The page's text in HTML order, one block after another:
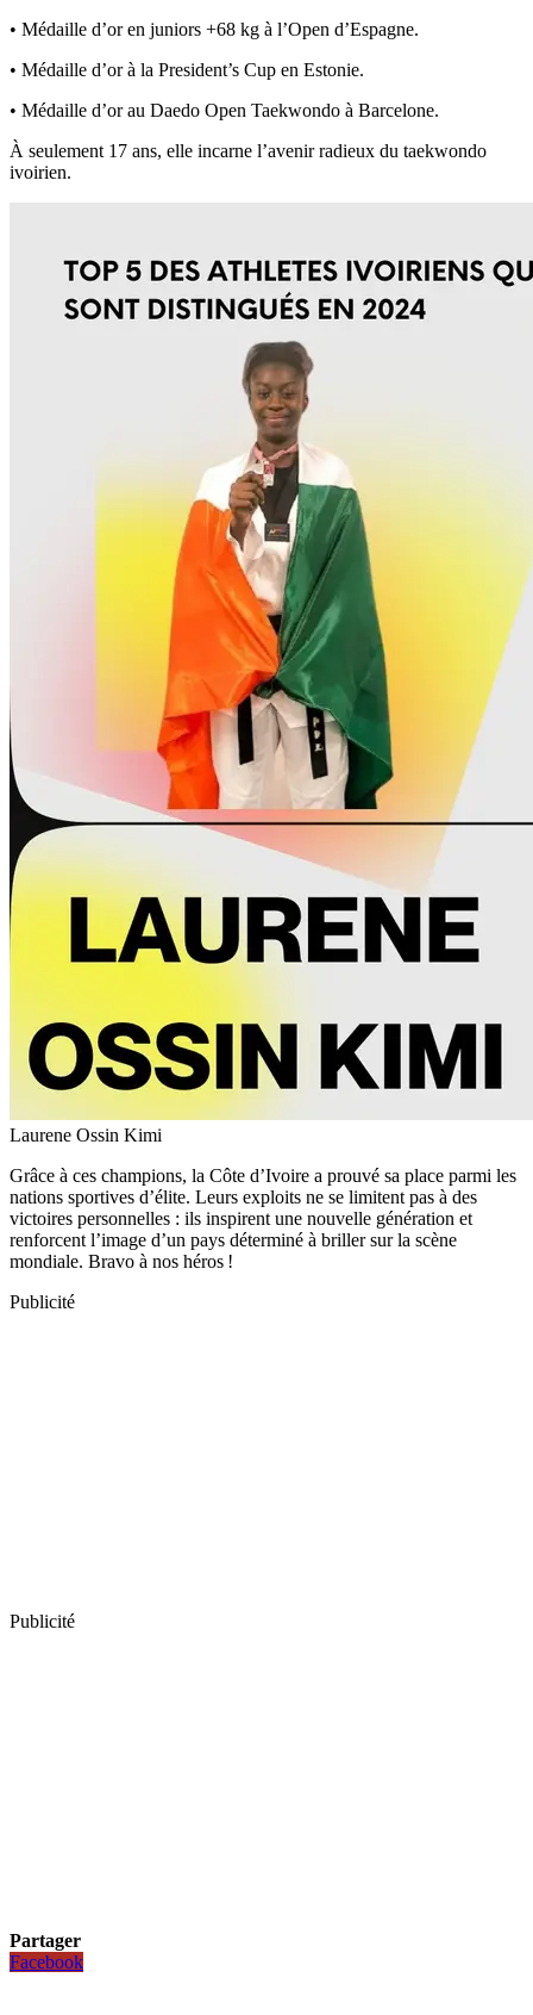
• Médaille d’or en juniors +68 kg à l’Open d’Espagne.
• Médaille d’or à la President’s Cup en Estonie.
• Médaille d’or au Daedo Open Taekwondo à Barcelone.
À seulement 17 ans, elle incarne l’avenir radieux du taekwondo
ivoirien.
Laurene Ossin Kimi
Grâce à ces champions, la Côte d’Ivoire a prouvé sa place parmi les
nations sportives d’élite. Leurs exploits ne se limitent pas à des
victoires personnelles : ils inspirent une nouvelle génération et
renforcent l’image d’un pays déterminé à briller sur la scène
mondiale. Bravo à nos héros !
Publicité
Publicité
Partager
Facebook